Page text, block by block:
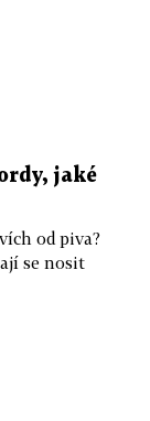
jaké
od piva?
se nosit